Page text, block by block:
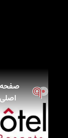
صفحه
اصلی